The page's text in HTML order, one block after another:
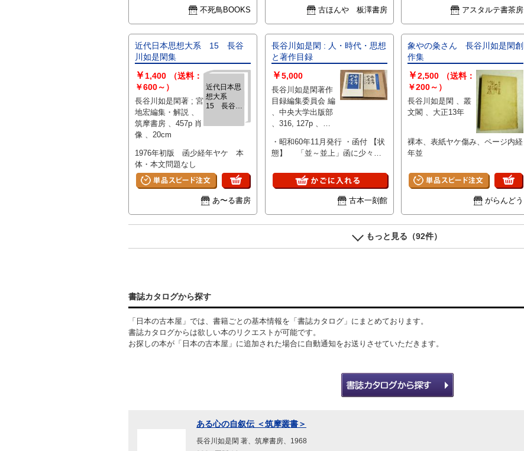
不死鳥BOOKS 古ほんや 板澤書房 アスタルテ書茶房
近代日本思想大系 15 長谷
川如是閑集
近代日本思
想大系
15 長谷川
￥ 1,400
（送料：
￥600～）
長谷川如是閑著 ; 宮
地宏編集・解説 、
筑摩書房 、457p 肖
像 、20cm
1976年初版 函少経年ヤケ 本
体・本文問題なし
あ〜る書房
長谷川如是閑 : 人・時代・思想
と著作目録
￥5,000
長谷川如是閑著作
目録編集委員会 編
、中央大学出版部
、316, 127p 、
・昭和60年11月発行 ・函付 【状
態】 「並～並上」函に少々イ
す。 ＜517697＞
古本一刻館
象やの粂さん 長谷川如是閑創
作集
￥2,500
（送料：
￥200～）
長谷川如是閑 、叢
文閣 、大正13年
裸本、表紙ヤケ傷み、ページ内経
年並
がらんどう
もっと見る（92件）
書誌カタログから探す
「日本の古本屋」では、書籍ごとの基本情報を「書誌カタログ」にまとめております。
書誌カタログからは欲しい本のリクエストが可能です。
お探しの本が「日本の古本屋」に追加された場合に自動通知をお送りさせていただきます。
ある心の自叙伝 ＜筑摩叢書＞
長谷川如是閑 著、筑摩書房、1968